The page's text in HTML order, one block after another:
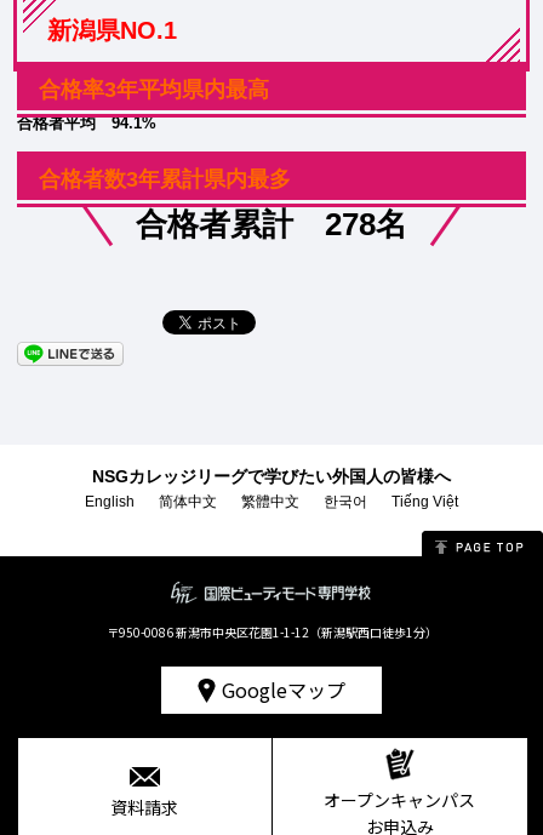
新潟県NO.1
合格率3年平均県内最高
合格者平均 94.1%
合格者数3年累計県内最多
合格者累計 278名
NSGカレッジリーグで学びたい外国人の皆様へ
English 简体中文 繁體中文 한국어 Tiếng Việt
〒950-0086 新潟市中央区花園1-1-12（新潟駅西口徒歩1分）
Googleマップ
資料請求
オープンキャンパス
お申込み